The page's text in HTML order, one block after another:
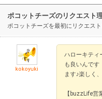
ポコットチーズのリクエスト
ポコットチーズを最初にリクエス
kokoyuki
ハローキティ
も良いんで
ます♪楽しく
【buzzLife営